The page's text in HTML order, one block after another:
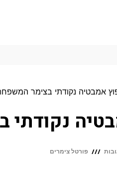
אמבטיה נקודתי בצימר
על פורטל צימרים